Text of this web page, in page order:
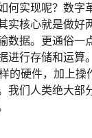
何实现呢？数字
实核心就是做
数据。更通俗一
进行存储和运算
的硬件，加上操
我们人类绝大部